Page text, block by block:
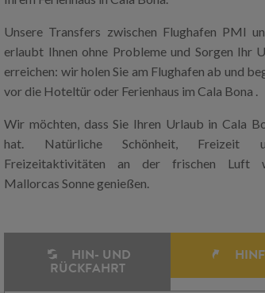
Unsere Transfers zwischen Flughafen PMI
erlaubt Ihnen ohne Probleme und Sorgen Ihr
erreichen: wir holen Sie am Flughafen ab und
vor die Hoteltür oder Ferienhaus im Cala Bona .
Wir möchten, dass Sie Ihren Urlaub in Cala
hat. Natürliche Schönheit, Freizeit
Freizeitaktivitäten an der frischen Luft
Mallorcas Sonne genießen.
HIN- UND
RÜCKFAHRT